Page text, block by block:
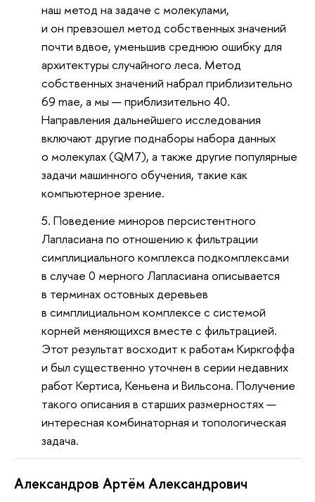
наш метод на задаче с молекулами,
и он превзошел метод собственных значений
почти вдвое, уменьшив среднюю ошибку для
архитектуры случайного леса. Метод
собственных значений набрал приблизительно
69 mae, а мы — приблизительно 40.
Направления дальнейшего исследования
включают другие поднаборы набора данных
о молекулах (QM7), а также другие популярные
задачи машинного обучения, такие как
компьютерное зрение.
Поведение миноров персистентного
Лапласиана по отношению к фильтрации
симплициального комплекса подкомплексами
в случае 0 мерного Лапласиана описывается
в терминах остовных деревьев
в симплициальном комплексе с системой
корней меняющихся вместе с фильтрацией.
Этот результат восходит к работам Киркгоффа
и был существенно уточнен в серии недавних
работ Кертиса, Кеньена и Вильсона. Получение
такого описания в старших размерностях —
интересная комбинаторная и топологическая
задача.
Александров Артём Александрович